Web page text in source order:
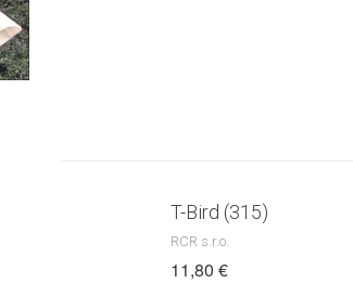
T-Bird (315)
RCR s.r.o.
11,80 €